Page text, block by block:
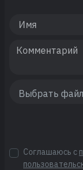
Соглашаюсь с